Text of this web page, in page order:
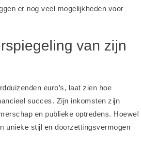
er nog veel mogelijkheden voor
van zijn
euro’s, laat zien hoe
succes. Zijn inkomsten zijn
en publieke optredens. Hoewel
unieke stijl en doorzettingsvermogen